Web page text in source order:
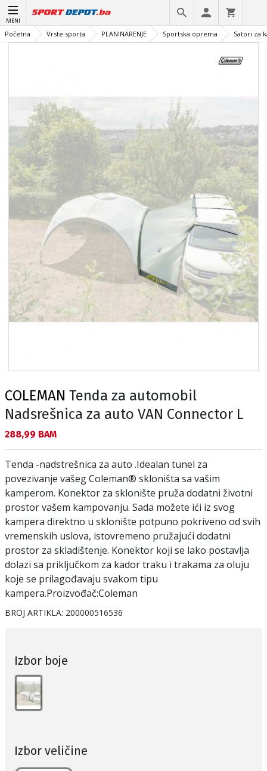
MENI
Početna Vrste sporta PLANINARENJE Sportska oprema Satori za
COLEMAN Tenda za automobil
Nadsrešnica za auto VAN Connector L
Текуща цена:
288,99 BAM
Tenda -nadstrešnica za auto .Idealan tunel za
povezivanje vašeg Coleman® skloništa sa vašim
kamperom. Konektor za sklonište pruža dodatni životni
prostor vašem kampovanju. Sada možete ići iz svog
kampera direktno u sklonište potpuno pokriveno od svih
vremenskih uslova, istovremeno pružajući dodatni
prostor za skladištenje. Konektor koji se lako postavlja
dolazi sa priključkom za kador traku i trakama za oluju
koje se prilagođavaju svakom tipu
kampera.Proizvođač:Coleman
BROJ ARTIKLA: 200000516536
Izbor boje
Izbor veličine